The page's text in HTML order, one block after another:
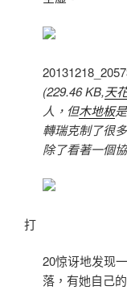
(229.46 KB,天
人，但木地板
轉瑞克制了很
除了看著一個
打
20惊讶地发现
落，有她自己